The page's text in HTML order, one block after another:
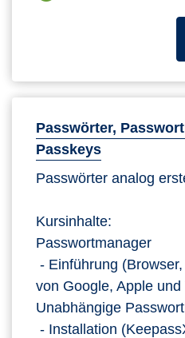
Passwörter,
Passkeys
Passwörter analog
Kursinhalte:
Passwortmanager
- Einführung
von Google, Apple und
Unabhängige
- Installation